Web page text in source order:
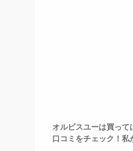
オルビスユーは買っ
口コミをチェック！私